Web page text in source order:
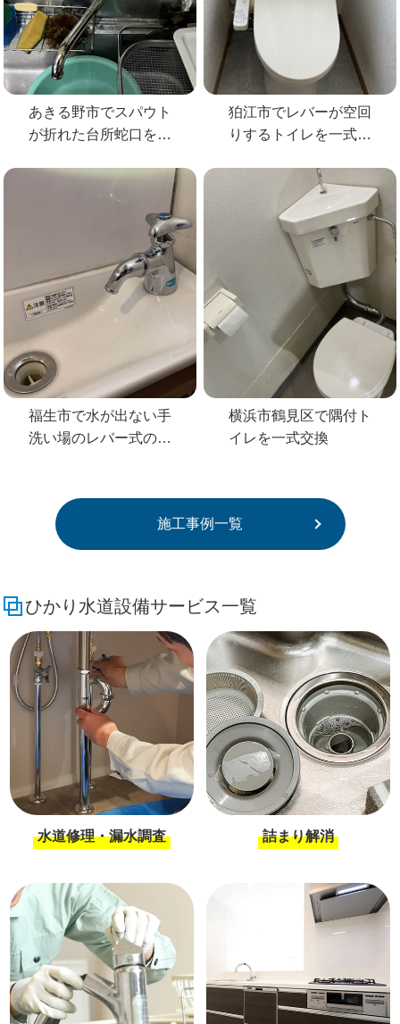
あきる野市でスパウト
が折れた台所蛇口を
狛江市でレバーが空回
りするトイレを一式交
福生市で水が出ない手
洗い場のレバー式の蛇
横浜市鶴見区で隅付ト
イレを一式交換
施工事例一覧
ひかり水道設備サービス一覧
水道修理・漏水調査 詰まり解消